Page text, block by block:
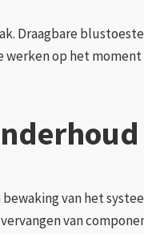
Draagbare
op het
van het
van